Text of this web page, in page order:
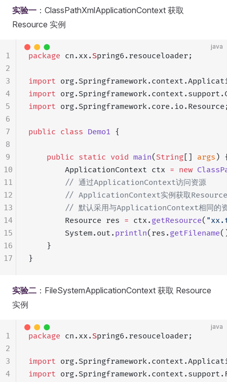
实验一 ：ClassPathXmlApplicationContext 获取
Resource 实例
java
package cn.xx. Spring6.resouceloader;
import
import
import
public class Demo1 {
    public
static void main( String [] args )
        ApplicationContext ctx
= new
        // 通过ApplicationContext访问资源
// ApplicationContext实例获取Resource
// 默认采用与ApplicationContext相同的
        Resource res
= ctx. getResource(
        System.out.
println(res. getFilename
    }
}
1
2
3
4
5
6
7
8
9
10
11
12
13
14
15
16
17
实验二 ：FileSystemApplicationContext 获取 Resource
实例
java
package cn.xx. Spring6.resouceloader;
import
import
1
2
3
4